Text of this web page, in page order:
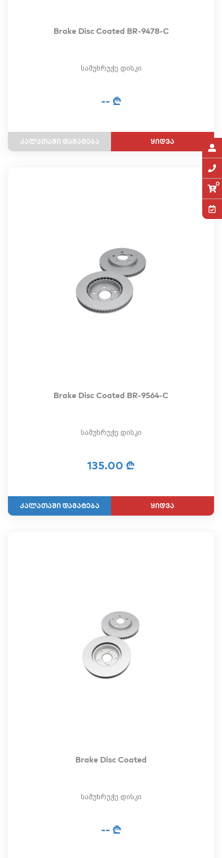
0
Brake Disc Coated BR-9478-C
სამუხრუჭე დისკი
-- ₾
ყიდვა
Brake Disc Coated BR-9564-C
სამუხრუჭე დისკი
135.00 ₾
ყიდვა
Brake Disc Coated
სამუხრუჭე დისკი
-- ₾